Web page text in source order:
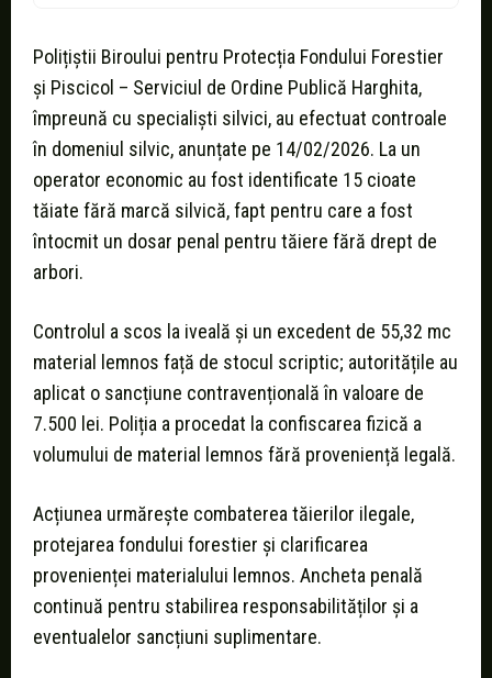
Polițiștii Biroului pentru Protecția Fondului Forestier
și Piscicol – Serviciul de Ordine Publică Harghita,
împreună cu specialiști silvici, au efectuat controale
în domeniul silvic, anunțate pe 14/02/2026. La un
operator economic au fost identificate 15 cioate
tăiate fără marcă silvică, fapt pentru care a fost
întocmit un dosar penal pentru tăiere fără drept de
arbori.
Controlul a scos la iveală și un excedent de 55,32 mc
material lemnos față de stocul scriptic; autoritățile au
aplicat o sancțiune contravențională în valoare de
7.500 lei. Poliția a procedat la confiscarea fizică a
volumului de material lemnos fără proveniență legală.
Acțiunea urmărește combaterea tăierilor ilegale,
protejarea fondului forestier şi clarificarea
provenienței materialului lemnos. Ancheta penală
continuă pentru stabilirea responsabilităților și a
eventualelor sancțiuni suplimentare.